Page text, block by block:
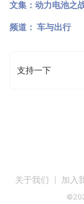
文集：动力电池之
频道： 车与出行
支持一下
关于我们 加入
©